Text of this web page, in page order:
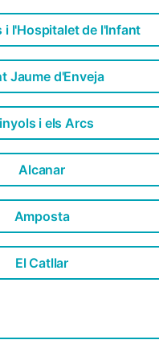
i l'Hospitalet de l'Infant
Jaume d'Enveja
i els Arcs
Alcanar
Amposta
El Catllar